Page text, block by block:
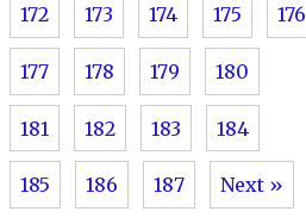
172 173 174 175 176
177 178 179 180
181 182 183 184
185 186 187 Next »